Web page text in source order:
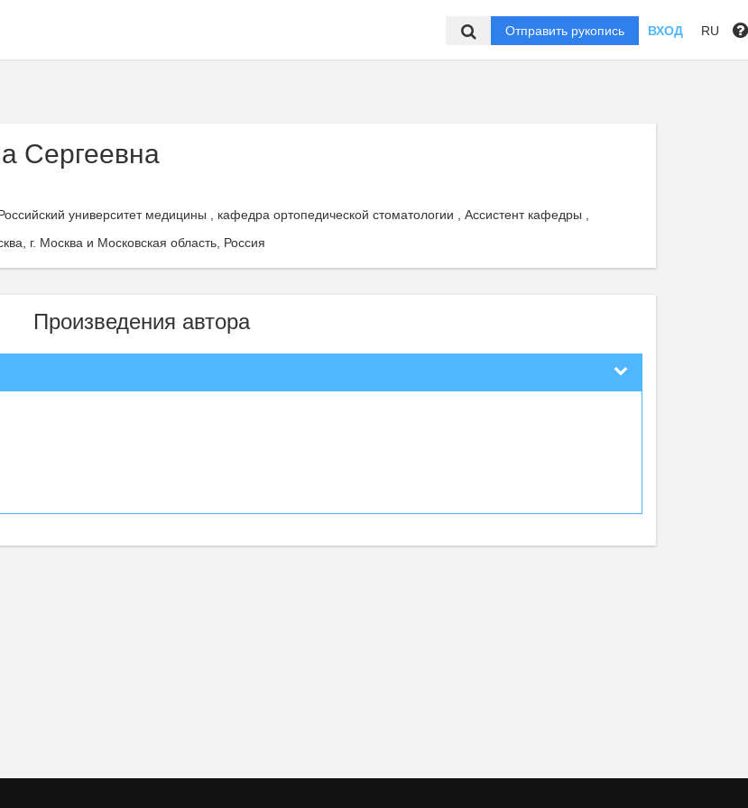
Отправить рукопись ВХОД RU
Сергеевна
университет медицины , кафедра ортопедической стоматологии , Ассистент кафедры ,
г. Москва и Московская область, Россия
Произведения автора